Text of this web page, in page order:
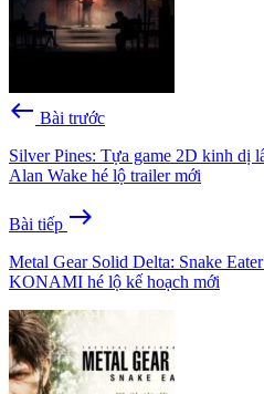
west Bài trước
Silver Pines: Tựa game 2D kinh dị
Alan Wake hé lộ trailer mới
Bài tiếp east
Metal Gear Solid Delta: Snake
KONAMI hé lộ kế hoạch mới